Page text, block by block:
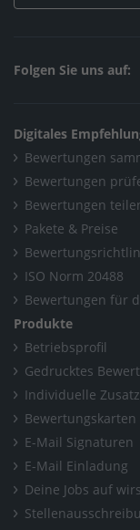
Folgen Sie uns auf:
Digitales
Bewertungen
Bewertungen
Bewertungen
Pakete & Preise
ISO Norm 20488
Bewertungen für
Produkte
Betriebsprofil
Gedrucktes
Individuelle
Bewertungskarten
E-Mail Signaturen
E-Mail Einladung
Deine Jobs auf